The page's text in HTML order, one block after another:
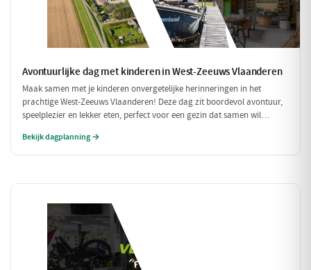
Avontuurlijke dag met kinderen in West-Zeeuws Vlaanderen
Maak samen met je kinderen onvergetelijke herinneringen in het
prachtige West-Zeeuws Vlaanderen! Deze dag zit boordevol avontuur,
speelplezier en lekker eten, perfect voor een gezin dat samen wil
heerlijke maaltijd: dit wordt een dag om niet te vergeten!
Bekijk dagplanning →